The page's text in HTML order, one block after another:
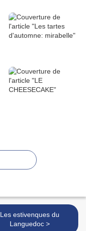
Les estivenques du
Languedoc >